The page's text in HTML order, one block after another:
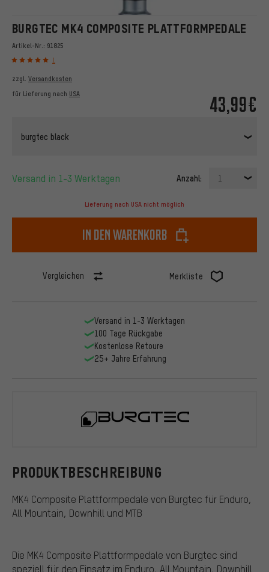
BURGTEC MK4 COMPOSITE PLATTFORMPEDALE
Artikel-Nr.: 91825
1
43,99€
zzgl. Versandkosten
für Lieferung nach USA
burgtec black
Versand in 1-3 Werktagen Anzahl: 1
Lieferung nach USA nicht möglich
In den Warenkorb
Vergleichen Merkliste
PRODUKTBESCHREIBUNG
MK4 Composite Plattformpedale von Burgtec für Enduro,
All Mountain, Downhill und MTB
Die MK4 Composite Plattformpedale von Burgtec sind
speziell für den Einsatz im Enduro, All Mountain, Downhill
Versand in 1-3 Werktagen
100 Tage Rückgabe
Kostenlose Retoure
25+ Jahre Erfahrung
Burgtec